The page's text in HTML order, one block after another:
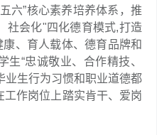
六”核心素养培养体系，推
社会化"四化德育模式,打造
、育人载体、德育品牌和
“忠诚敬业、合作精技、
业生行为习惯和职业道德都
工作岗位上踏实肯干、爱岗